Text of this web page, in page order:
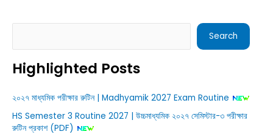
Search
Highlighted Posts
২০২৭ মাধ্যমিক পরীক্ষার রুটিন | Madhyamik 2027 Exam Routine
HS Semester 3 Routine 2027 | উচ্চমাধ্যমিক ২০২৭ সেমিস্টার-৩ পরীক্ষার
রুটিন প্রকাশ (PDF)